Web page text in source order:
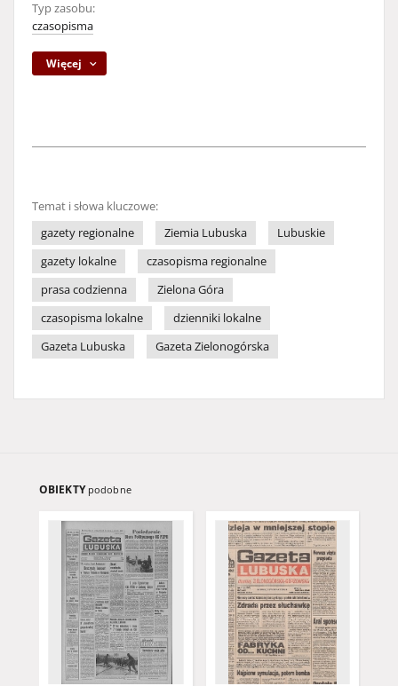
Typ zasobu:
czasopisma
Więcej
Temat i słowa kluczowe:
gazety regionalne
Ziemia Lubuska
Lubuskie
gazety lokalne
czasopisma regionalne
prasa codzienna
Zielona Góra
czasopisma lokalne
dzienniki lokalne
Gazeta Lubuska
Gazeta Zielonogórska
OBIEKTY podobne